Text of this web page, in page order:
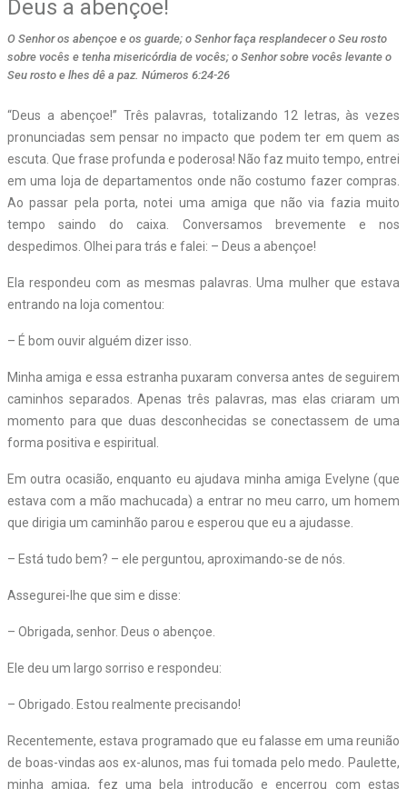
Deus a abençoe!
O Senhor os abençoe e os guarde; o Senhor faça resplandecer o Seu rosto
sobre vocês e tenha misericórdia de vocês; o Senhor sobre vocês levante o
Seu rosto e lhes dê a paz. Números 6:24-26
“Deus a abençoe!” Três palavras, totalizando 12 letras, às vezes
pronunciadas sem pensar no impacto que podem ter em quem as
escuta. Que frase profunda e poderosa! Não faz muito tempo, entrei
em uma loja de departamentos onde não costumo fazer compras.
Ao passar pela porta, notei uma amiga que não via fazia muito
tempo saindo do caixa. Conversamos brevemente e nos
despedimos. Olhei para trás e falei: – Deus a abençoe!
Ela respondeu com as mesmas palavras. Uma mulher que estava
entrando na loja comentou:
– É bom ouvir alguém dizer isso.
Minha amiga e essa estranha puxaram conversa antes de seguirem
caminhos separados. Apenas três palavras, mas elas criaram um
momento para que duas desconhecidas se conectassem de uma
forma positiva e espiritual.
Em outra ocasião, enquanto eu ajudava minha amiga Evelyne (que
estava com a mão machucada) a entrar no meu carro, um homem
que dirigia um caminhão parou e esperou que eu a ajudasse.
– Está tudo bem? – ele perguntou, aproximando-se de nós.
Assegurei-lhe que sim e disse:
– Obrigada, senhor. Deus o abençoe.
Ele deu um largo sorriso e respondeu:
– Obrigado. Estou realmente precisando!
Recentemente, estava programado que eu falasse em uma reunião
de boas-vindas aos ex-alunos, mas fui tomada pelo medo. Paulette,
minha amiga, fez uma bela introdução e encerrou com estas